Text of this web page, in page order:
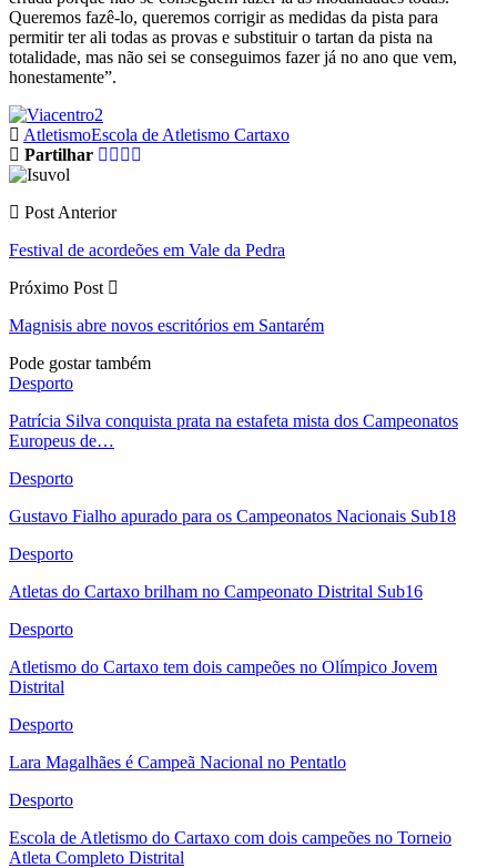
Queremos fazê-lo, queremos corrigir as medidas da pista para
permitir ter ali todas as provas e substituir o tartan da pista na
totalidade, mas não sei se conseguimos fazer já no ano que vem,
honestamente”.
AtletismoEscola de Atletismo Cartaxo
Partilhar
Post Anterior
Festival de acordeões em Vale da Pedra
Próximo Post
Magnisis abre novos escritórios em Santarém
Pode gostar também
Desporto
Patrícia Silva conquista prata na estafeta mista dos Campeonatos
Europeus de…
Desporto
Gustavo Fialho apurado para os Campeonatos Nacionais Sub18
Desporto
Atletas do Cartaxo brilham no Campeonato Distrital Sub16
Desporto
Atletismo do Cartaxo tem dois campeões no Olímpico Jovem
Distrital
Desporto
Lara Magalhães é Campeã Nacional no Pentatlo
Desporto
Escola de Atletismo do Cartaxo com dois campeões no Torneio
Atleta Completo Distrital